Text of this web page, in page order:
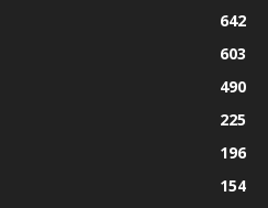
642
603
490
225
196
154